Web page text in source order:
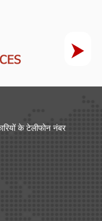
के टेलीफोन नंबर